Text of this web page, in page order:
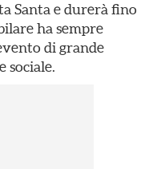
Santa e durerà fino
ha sempre
di grande
sociale.